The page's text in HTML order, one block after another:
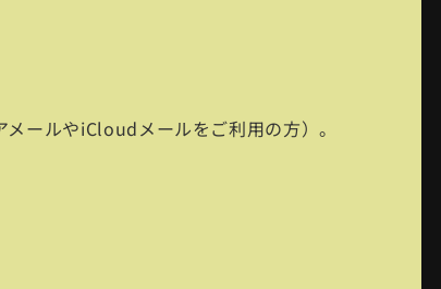
ールやiCloudメールをご利用の方）。